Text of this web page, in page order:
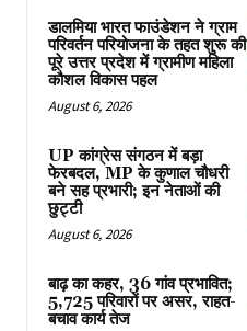
डालमिया भारत फाउंडेशन ने ग्राम
परिवर्तन परियोजना के तहत शुरू की
पूरे उत्तर प्रदेश में ग्रामीण महिला
कौशल विकास पहल
August 6, 2026
UP कांग्रेस संगठन में बड़ा
फेरबदल, MP के कुणाल चौधरी
बने सह प्रभारी; इन नेताओं की
छुट्टी
August 6, 2026
बाढ़ का कहर, 36 गांव प्रभावित;
5,725 परिवारों पर असर, राहत-
बचाव कार्य तेज